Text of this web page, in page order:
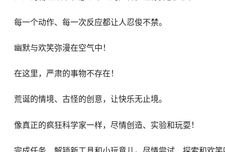
每一个动作、每一次反应都让人忍俊不禁。
幽默与欢笑弥漫在空气中！
在这里，严肃的事物不存在！
荒诞的情境、古怪的创意，让快乐无止境。
像真正的疯狂科学家一样，尽情创造、实验和玩耍！